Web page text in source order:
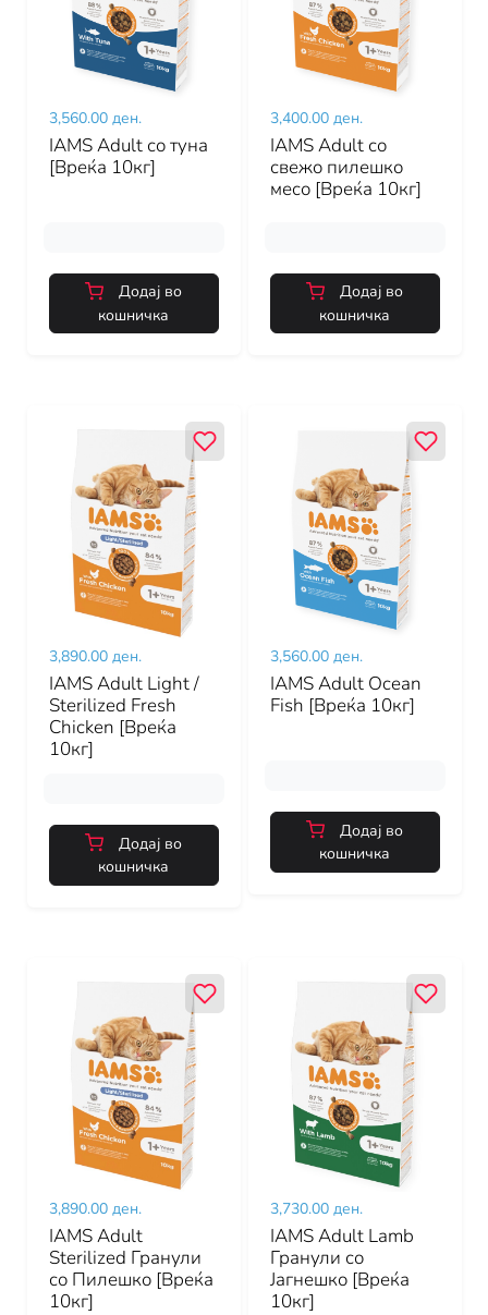
3,560.00 ден.
IAMS Adult со туна
[Вреќа 10кг]
Додај во
кошничка
3,400.00 ден.
IAMS Adult со
свежо пилешко
месо [Вреќа 10кг]
Додај во
кошничка
3,890.00 ден.
IAMS Adult Light /
Sterilized Fresh
Chicken [Вреќа
10кг]
Додај во
кошничка
3,560.00 ден.
IAMS Adult Ocean
Fish [Вреќа 10кг]
Додај во
кошничка
3,890.00 ден.
IAMS Adult
Sterilized Гранули
со Пилешко [Вреќа
10кг]
3,730.00 ден.
IAMS Adult Lamb
Гранули со
Јагнешко [Вреќа
10кг]